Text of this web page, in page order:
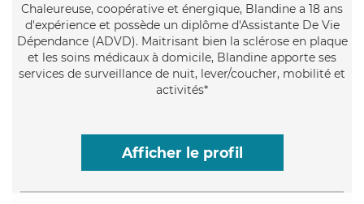
Chaleureuse, coopérative et énergique, Blandine a 18 ans
d'expérience et possède un diplôme d'Assistante De Vie
Dépendance (ADVD). Maitrisant bien la sclérose en plaque
et les soins médicaux à domicile, Blandine apporte ses
services de surveillance de nuit, lever/coucher, mobilité et
activités*
Afficher le profil